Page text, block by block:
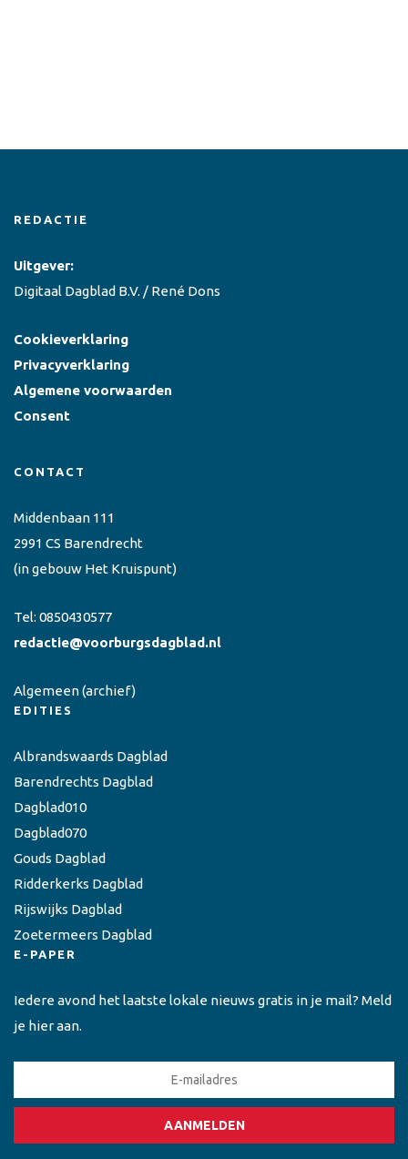
REDACTIE
Uitgever:
Digitaal Dagblad B.V. / René Dons
Cookieverklaring
Privacyverklaring
Algemene voorwaarden
Consent
CONTACT
Middenbaan 111
2991 CS Barendrecht
(in gebouw Het Kruispunt)
Tel: 0850430577
redactie@voorburgsdagblad.nl
Algemeen(archief)
EDITIES
Albrandswaards Dagblad
Barendrechts Dagblad
Dagblad010
Dagblad070
Gouds Dagblad
Ridderkerks Dagblad
Rijswijks Dagblad
Zoetermeers Dagblad
E-PAPER
Iedere avond het laatste lokale nieuws gratis in je mail? Meld
je hier aan.